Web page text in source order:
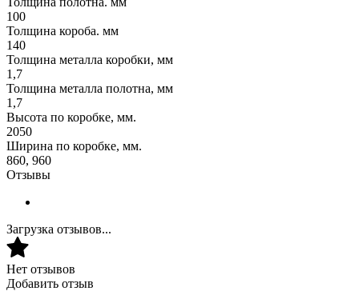
100
Толщина короба. мм
140
Толщина металла коробки, мм
1,7
Толщина металла полотна, мм
1,7
Высота по коробке, мм.
2050
Ширина по коробке, мм.
860, 960
Отзывы
Загрузка отзывов...
Нет отзывов
Добавить отзыв